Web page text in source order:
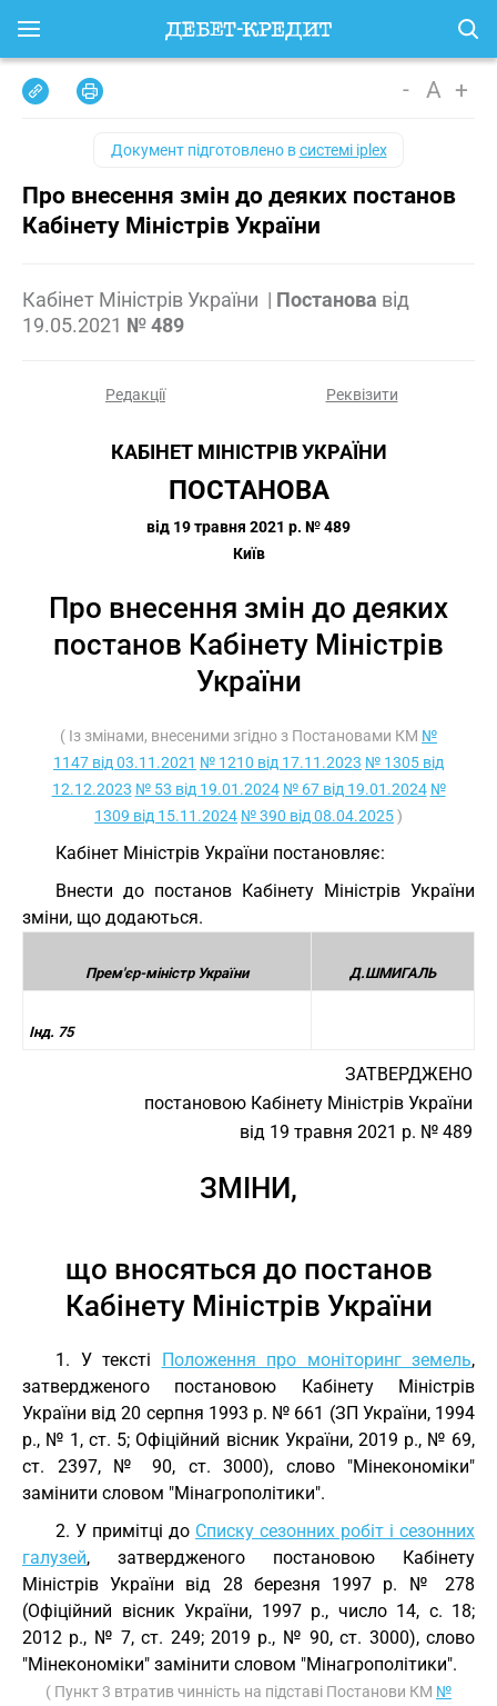
- A +
Документ підготовлено всистемі iplex
Про внесення змін до деяких постанов
Кабінету Міністрів України
Кабінет Міністрів України | Постанова від
19.05.2021 № 489
Редакції Реквізити
КАБІНЕТ МІНІСТРІВ УКРАЇНИ
ПОСТАНОВА
від 19 травня 2021 р. № 489
Київ
Про внесення змін до деяких
постанов Кабінету Міністрів
України
( Із змінами, внесеними згідно з Постановами КМ №
1147 від 03.11.2021 № 1210 від 17.11.2023 № 1305 від
12.12.2023 № 53 від 19.01.2024 № 67 від 19.01.2024 №
1309 від 15.11.2024 № 390 від 08.04.2025)
Кабінет Міністрів України постановляє:
Внести до постанов Кабінету Міністрів України
зміни, що додаються.
Прем'єр-міністр України Д.ШМИГАЛЬ
Інд. 75
ЗАТВЕРДЖЕНО
постановою Кабінету Міністрів України
від 19 травня 2021 р. № 489
ЗМІНИ,
що вносяться до постанов
Кабінету Міністрів України
1. У тексті Положення про моніторинг земель,
затвердженого постановою Кабінету Міністрів
України від 20 серпня 1993 р. № 661 (ЗП України, 1994
р., № 1, ст. 5; Офіційний вісник України, 2019 р., № 69,
ст. 2397, № 90, ст. 3000), слово "Мінекономіки"
замінити словом "Мінагрополітики".
2. У примітці до Списку сезонних робіт і сезонних
галузей, затвердженого постановою Кабінету
Міністрів України від 28 березня 1997 р. № 278
(Офіційний вісник України, 1997 р., число 14, с. 18;
2012 р., № 7, ст. 249; 2019 р., № 90, ст. 3000), слово
"Мінекономіки" замінити словом "Мінагрополітики".
( Пункт 3 втратив чинність на підставі Постанови КМ №